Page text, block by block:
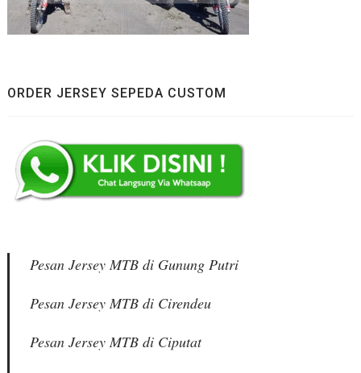
ORDER JERSEY SEPEDA CUSTOM
Pesan Jersey MTB di Gunung Putri
Pesan Jersey MTB di Cirendeu
Pesan Jersey MTB di Ciputat